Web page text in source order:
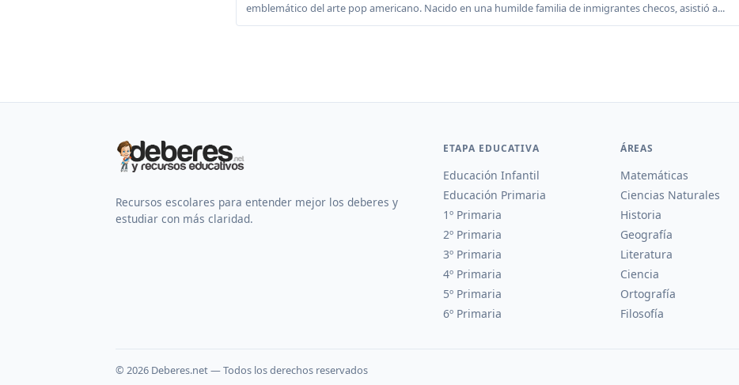
emblemático del arte pop americano. Nacido en una humilde familia de inmigrantes checos, asistió a...
Recursos escolares para entender mejor los deberes y
estudiar con más claridad.
ETAPA EDUCATIVA
Educación Infantil
Educación Primaria
1º Primaria
2º Primaria
3º Primaria
4º Primaria
5º Primaria
6º Primaria
ÁREAS
Matemáticas
Ciencias Naturales
Historia
Geografía
Literatura
Ciencia
Ortografía
Filosofía
© 2026 Deberes.net — Todos los derechos reservados